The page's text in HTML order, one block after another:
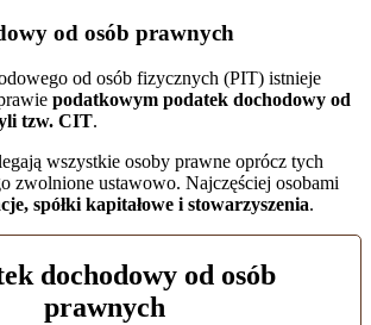
od osób prawnych
od osób fizycznych (PIT) istnieje
podatkowym podatek dochodowy od
tzw. CIT.
wszystkie osoby prawne oprócz tych
zwolnione ustawowo. Najczęściej osobami
spółki kapitałowe i stowarzyszenia.
dochodowy od osób
prawnych